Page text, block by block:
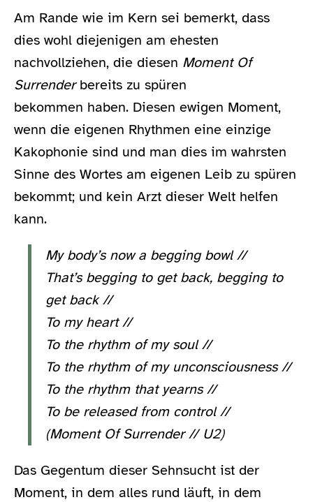
Am Rande wie im Kern sei bemerkt, dass
dies wohl diejenigen am ehesten
nachvollziehen, die diesen Moment Of
Surrenderbereits zu spüren
bekommen haben. Diesen ewigen Moment,
wenn die eigenen Rhythmen eine einzige
Kakophonie sind und man dies im wahrsten
Sinne des Wortes am eigenen Leib zu spüren
bekommt; und kein Arzt dieser Welt helfen
kann.
My body’s now a begging bowl //
That’s begging to get back, begging to
get back //
To my heart //
To the rhythm of my soul //
To the rhythm of my unconsciousness //
To the rhythm that yearns //
To be released from control //
(Moment Of Surrender // U2)
Das Gegentum dieser Sehnsucht ist der
Moment, in dem alles rund läuft, in dem